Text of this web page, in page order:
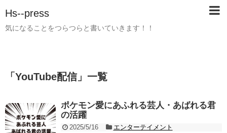
Hs--press
気になることをつらつらと書いていきます！！
「 YouTube配信」 一覧
ポケモン愛にあふれる芸人・あばれる君
の活躍
2025/5/16
エンターテイメント